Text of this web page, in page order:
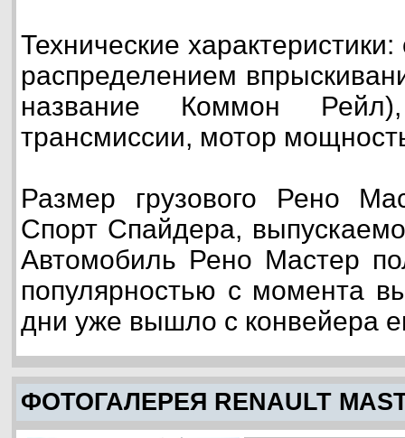
Технические
распределением
название Коммон
трансмиссии, мотор
Размер грузового Рено
Спорт Спайдера,
Автомобиль Рено Мастер
популярностью с момента
дни уже вышло с конвейера
ФОТОГАЛЕРЕЯ RENAULT